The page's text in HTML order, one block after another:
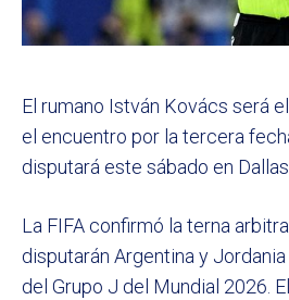
El rumano István Kovács será
el encuentro por la tercera
disputará este sábado en
La FIFA confirmó la terna
disputarán Argentina y
del Grupo J del Mundial 2026.